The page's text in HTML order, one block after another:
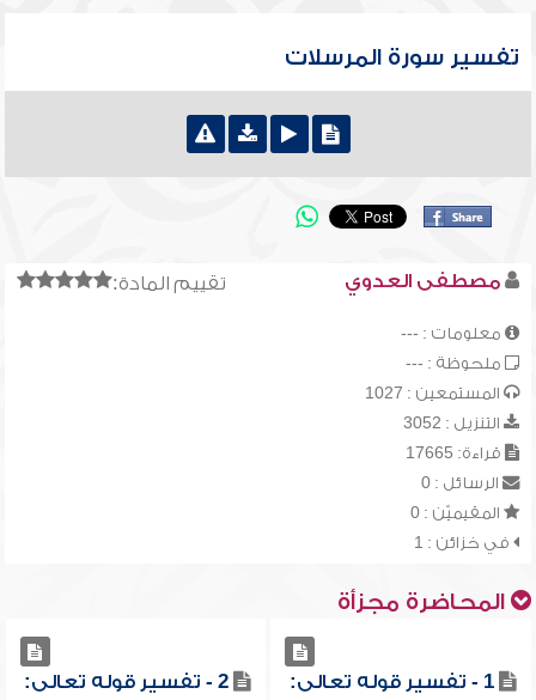
تفسير سورة المرسلات
تقييم المادة: مصطفى العدوي
معلومات : ---
ملحوظة : ---
المستمعين : 1027
التنزيل : 3052
قراءة: 17665
الرسائل : 0
المقيميّن : 0
في خزائن : 1
المحاضرة مجزأة
1 - تفسير قوله تعالى:
2 - تفسير قوله تعالى: